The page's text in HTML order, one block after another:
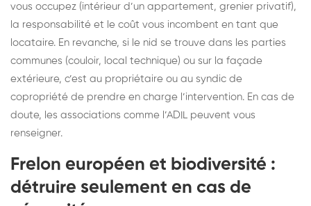
vous occupez (intérieur d’un appartement, grenier privatif),
la responsabilité et le coût vous incombent en tant que
locataire. En revanche, si le nid se trouve dans les parties
communes (couloir, local technique) ou sur la façade
extérieure, c’est au propriétaire ou au syndic de
copropriété de prendre en charge l’intervention. En cas de
doute, les associations comme l’ADIL peuvent vous
renseigner.
Frelon européen et biodiversité :
détruire seulement en cas de